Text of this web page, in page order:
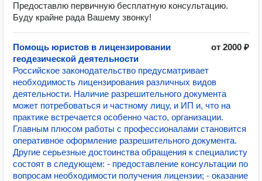
Предоставлю первичную бесплатную консультацию.
Буду крайне рада Вашему звонку!
Помощь юристов в лицензировании
геодезической деятельности
от 2000 ₽
Российское законодательство предусматривает
необходимость лицензирования различных видов
деятельности. Наличие разрешительного документа
может потребоваться и частному лицу, и ИП и, что на
практике встречается особенно часто, организации.
Главным плюсом работы с профессионалами становится
оперативное оформление разрешительного документа.
Другие серьезные достоинства обращения к специалисту
состоят в следующем: - предоставление консультации по
вопросам необходимости получения лицензии; - оказание